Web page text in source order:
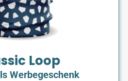
Loop
Werbegeschenk